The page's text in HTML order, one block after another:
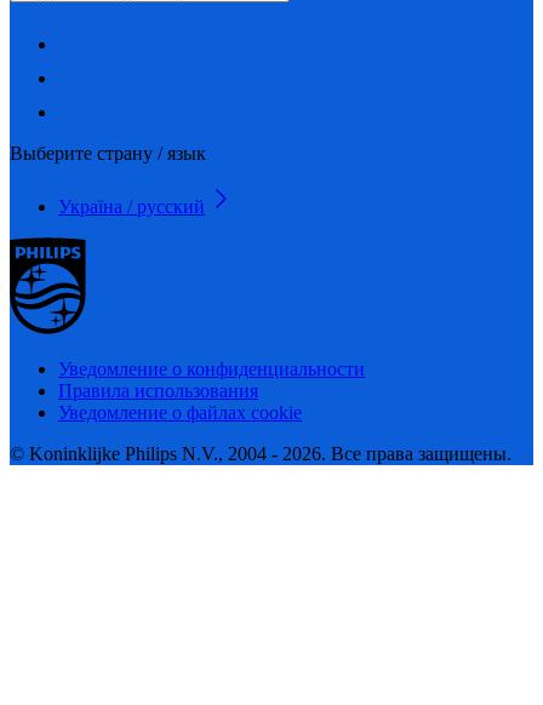
Выберите страну / язык
Україна / русский
Уведомление о конфиденциальности
Правила использования
Уведомление о файлах cookie
© Koninklijke Philips N.V., 2004 - 2026. Все права защищены.